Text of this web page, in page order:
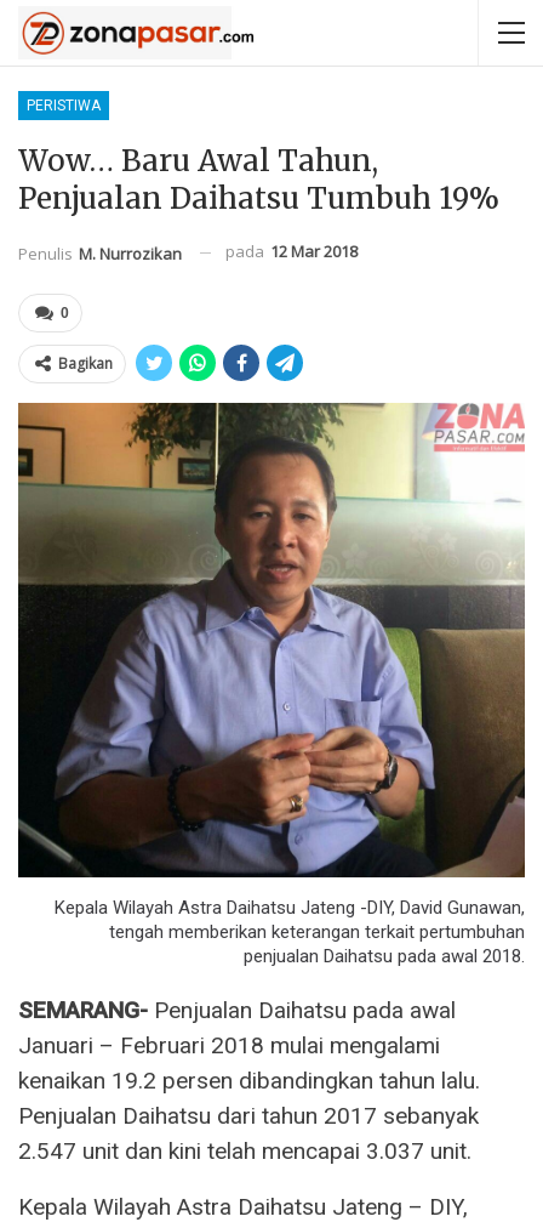
PERISTIWA
Wow… Baru Awal Tahun,
Penjualan Daihatsu Tumbuh 19%
Penulis M. Nurrozikan pada 12 Mar 2018
0
Bagikan
Kepala Wilayah Astra Daihatsu Jateng -DIY, David Gunawan,
tengah memberikan keterangan terkait pertumbuhan
penjualan Daihatsu pada awal 2018.
SEMARANG- Penjualan Daihatsu pada awal
Januari – Februari 2018 mulai mengalami
kenaikan 19.2 persen dibandingkan tahun lalu.
Penjualan Daihatsu dari tahun 2017 sebanyak
2.547 unit dan kini telah mencapai 3.037 unit.
Kepala Wilayah Astra Daihatsu Jateng – DIY,